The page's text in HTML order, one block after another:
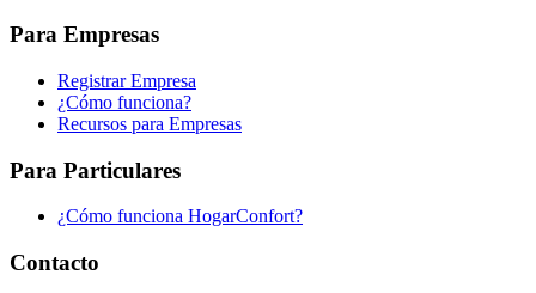
Para Empresas
Registrar Empresa
¿Cómo funciona?
Recursos para Empresas
Para Particulares
¿Cómo funciona HogarConfort?
Contacto